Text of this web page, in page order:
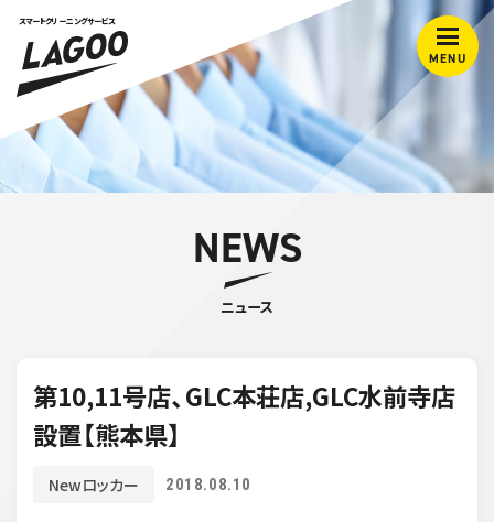
スマートクリーニングサービス
NEWS
ニュース
第10,11号店、GLC本荘店,GLC水前寺店
設置【熊本県】
Newロッカー 2018.08.10
MENU